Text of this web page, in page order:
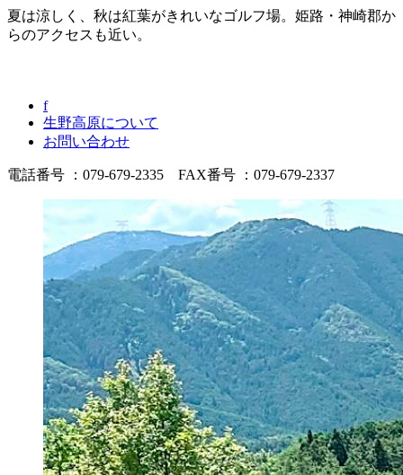
夏は涼しく、秋は紅葉がきれいなゴルフ場。姫路・神崎郡か
らのアクセスも近い。
f
生野高原について
お問い合わせ
電話番号 ：079-679-2335 FAX番号 ：079-679-2337